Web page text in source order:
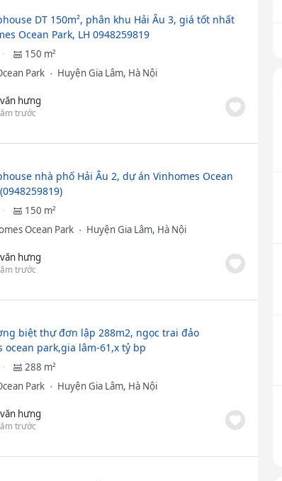
DT 150m², phân khu Hải Âu 3, giá tốt nhất
Ocean Park, LH 0948259819
150 m²
Park
Huyện Gia Lâm, Hà Nội
hưng
trước
nhà phố Hải Âu 2, dự án Vinhomes Ocean
150 m²
Ocean Park
Huyện Gia Lâm, Hà Nội
hưng
trước
biệt thự đơn lập 288m2, ngọc trai đảo
ocean park,gia lâm-61,x tỷ bp
288 m²
Park
Huyện Gia Lâm, Hà Nội
hưng
trước